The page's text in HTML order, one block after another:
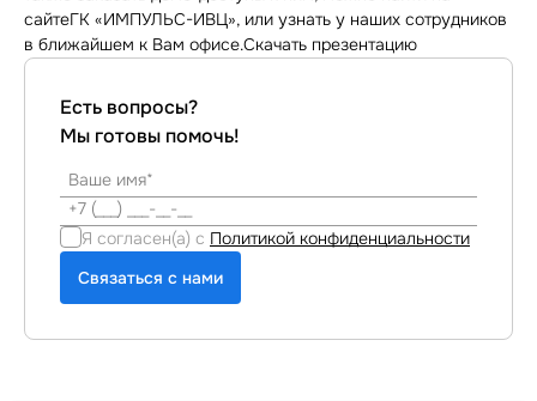
сайтеГК «ИМПУЛЬС-ИВЦ», или узнать у наших сотрудников
в ближайшем к Вам офисе.Скачать презентацию
Есть вопросы?
Мы готовы помочь!
Я согласен(а) с Политикой конфиденциальности
Связаться с нами